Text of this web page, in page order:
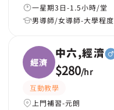
一星期3日-1.5小時/堂
男導師/女導師-大學程度
經濟
中六,經濟
$280/hr
互動教學
上門補習-元朗